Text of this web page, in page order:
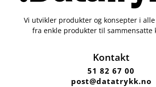
Vi utvikler produkter og konsepter i
fra enkle produkter til sammensatte
Kontakt
51 82 67 00
post@datatrykk.no